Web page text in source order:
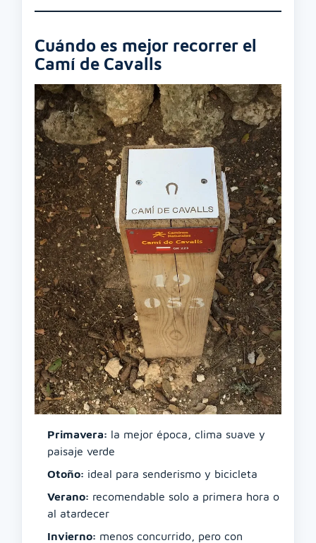
Cuándo es mejor recorrer el
Camí de Cavalls
Primavera: la mejor época, clima suave y
paisaje verde
Otoño: ideal para senderismo y bicicleta
Verano: recomendable solo a primera hora o
al atardecer
Invierno: menos concurrido, pero con